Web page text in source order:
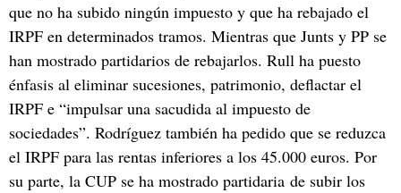
que no ha subido ningún impuesto y que ha rebajado el
IRPF en determinados tramos. Mientras que Junts y PP se
han mostrado partidarios de rebajarlos. Rull ha puesto
énfasis al eliminar sucesiones, patrimonio, deflactar el
IRPF e “impulsar una sacudida al impuesto de
sociedades”. Rodríguez también ha pedido que se reduzca
el IRPF para las rentas inferiores a los 45.000 euros. Por
su parte, la CUP se ha mostrado partidaria de subir los